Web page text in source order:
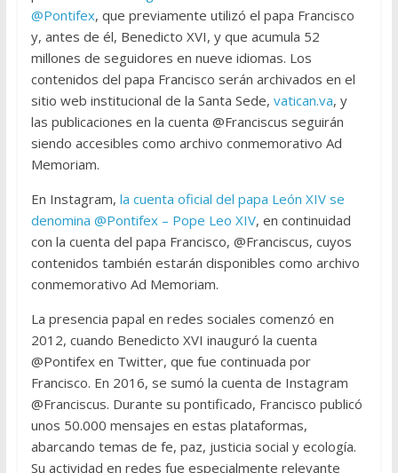
@Pontifex, que previamente utilizó el papa Francisco
y, antes de él, Benedicto XVI, y que acumula 52
millones de seguidores en nueve idiomas. Los
contenidos del papa Francisco serán archivados en el
sitio web institucional de la Santa Sede, vatican.va, y
las publicaciones en la cuenta @Franciscus seguirán
siendo accesibles como archivo conmemorativo Ad
Memoriam.
En Instagram, la cuenta oficial del papa León XIV se
denomina @Pontifex – Pope Leo XIV, en continuidad
con la cuenta del papa Francisco, @Franciscus, cuyos
contenidos también estarán disponibles como archivo
conmemorativo Ad Memoriam.
La presencia papal en redes sociales comenzó en
2012, cuando Benedicto XVI inauguró la cuenta
@Pontifex en Twitter, que fue continuada por
Francisco. En 2016, se sumó la cuenta de Instagram
@Franciscus. Durante su pontificado, Francisco publicó
unos 50.000 mensajes en estas plataformas,
abarcando temas de fe, paz, justicia social y ecología.
Su actividad en redes fue especialmente relevante